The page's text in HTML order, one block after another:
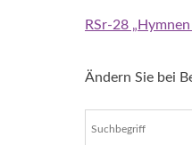
RSr-28
Ändern Sie bei